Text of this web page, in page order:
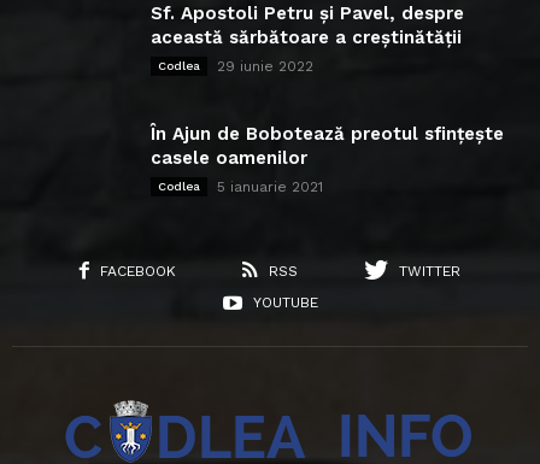
Sf. Apostoli Petru și Pavel, despre
această sărbătoare a creștinătății
Codlea 29 iunie 2022
În Ajun de Bobotează preotul sfințește
casele oamenilor
Codlea 5 ianuarie 2021
FACEBOOK RSS
TWITTER
YOUTUBE